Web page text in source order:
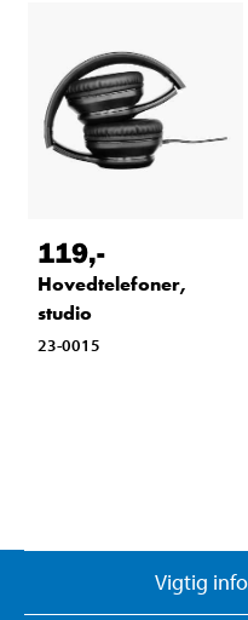
119,-
Hovedtelefoner,
studio
23-0015
Vigtig